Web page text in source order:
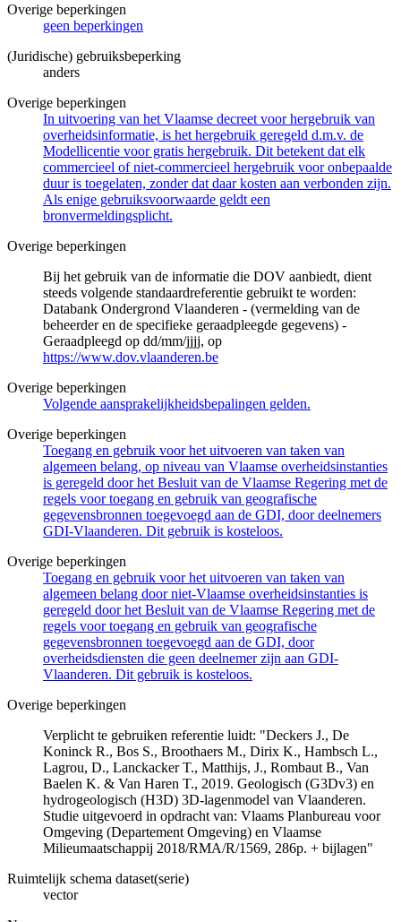
Overige beperkingen
geen beperkingen
(Juridische) gebruiksbeperking
anders
Overige beperkingen
In uitvoering van het Vlaamse decreet voor hergebruik van
overheidsinformatie, is het hergebruik geregeld d.m.v. de
Modellicentie voor gratis hergebruik. Dit betekent dat elk
commercieel of niet-commercieel hergebruik voor onbepaalde
duur is toegelaten, zonder dat daar kosten aan verbonden zijn.
Als enige gebruiksvoorwaarde geldt een
bronvermeldingsplicht.
Overige beperkingen
Bij het gebruik van de informatie die DOV aanbiedt, dient
steeds volgende standaardreferentie gebruikt te worden:
Databank Ondergrond Vlaanderen - (vermelding van de
beheerder en de specifieke geraadpleegde gegevens) -
Geraadpleegd op dd/mm/jjjj, op
https://www.dov.vlaanderen.be
Overige beperkingen
Volgende aansprakelijkheidsbepalingen gelden.
Overige beperkingen
Toegang en gebruik voor het uitvoeren van taken van
algemeen belang, op niveau van Vlaamse overheidsinstanties
is geregeld door het Besluit van de Vlaamse Regering met de
regels voor toegang en gebruik van geografische
gegevensbronnen toegevoegd aan de GDI, door deelnemers
GDI-Vlaanderen. Dit gebruik is kosteloos.
Overige beperkingen
Toegang en gebruik voor het uitvoeren van taken van
algemeen belang door niet-Vlaamse overheidsinstanties is
geregeld door het Besluit van de Vlaamse Regering met de
regels voor toegang en gebruik van geografische
gegevensbronnen toegevoegd aan de GDI, door
overheidsdiensten die geen deelnemer zijn aan GDI-
Vlaanderen. Dit gebruik is kosteloos.
Overige beperkingen
Verplicht te gebruiken referentie luidt: "Deckers J., De
Koninck R., Bos S., Broothaers M., Dirix K., Hambsch L.,
Lagrou, D., Lanckacker T., Matthijs, J., Rombaut B., Van
Baelen K. & Van Haren T., 2019. Geologisch (G3Dv3) en
hydrogeologisch (H3D) 3D-lagenmodel van Vlaanderen.
Studie uitgevoerd in opdracht van: Vlaams Planbureau voor
Omgeving (Departement Omgeving) en Vlaamse
Milieumaatschappij 2018/RMA/R/1569, 286p. + bijlagen"
Ruimtelijk schema dataset(serie)
vector